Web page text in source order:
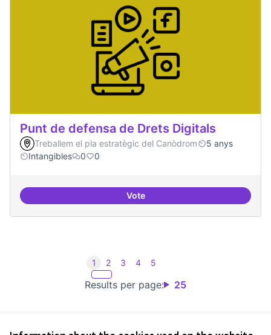
Punt de defensa de Drets Digitals
Treballem el pla estratègic del Canòdrom
5 anys
Intangibles
0 0
VotePunt de defensa de Drets Digitals
Results per page: 25
1 2 3 4 5